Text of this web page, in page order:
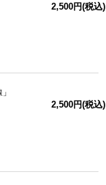
2,500円(税込)
2,500円(税込)